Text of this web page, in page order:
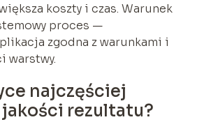
koszty i czas. Warunek
proces —
zgodna z warunkami i
warstwy.
najczęściej
rezultatu?